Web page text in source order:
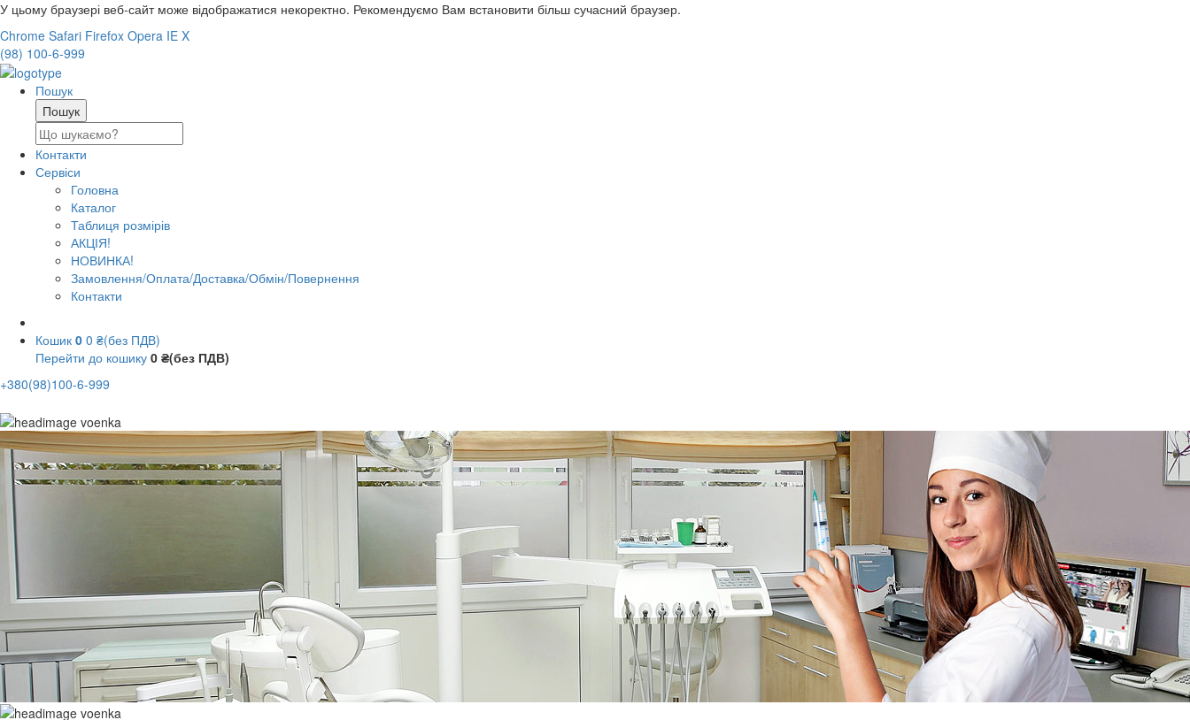
У цьому браузері веб-сайт може відображатися некоректно. Рекомендуємо Вам встановити більш сучасний браузер.
Chrome Safari Firefox Opera IE X
(98) 100-6-999
Пошук
Контакти
Сервіси
Головна
Каталог
Таблиця розмірів
АКЦІЯ!
НОВИНКА!
Замовлення/Оплата/Доставка/Обмін/Повернення
Контакти
Кошик 0 0 ₴(без ПДВ)
Перейти до кошику 0 ₴(без ПДВ)
+380(98)100-6-999